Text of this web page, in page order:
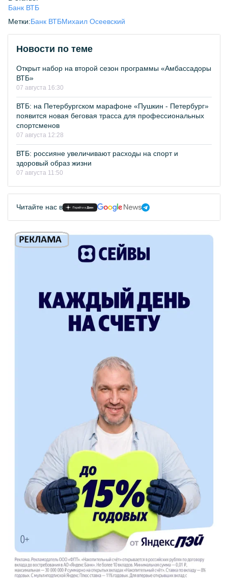
Банк ВТБ
Метки:Банк ВТБМихаил Осеевский
Новости по теме
Открыт набор на второй сезон программы «Амбассадоры
ВТБ»
07 августа 16:30
ВТБ: на Петербургском марафоне «Пушкин - Петербург»
появится новая беговая трасса для профессиональных
спортсменов
07 августа 12:28
ВТБ: россияне увеличивают расходы на спорт и
здоровый образ жизни
07 августа 11:50
Читайте нас в